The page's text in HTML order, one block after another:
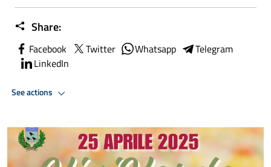
Share:
Facebook Twitter Whatsapp
Telegram
LinkedIn
See actions